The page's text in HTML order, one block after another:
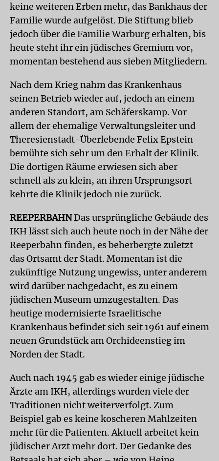
keine weiteren Erben mehr, das Bankhaus der
Familie wurde aufgelöst. Die Stiftung blieb
jedoch über die Familie Warburg erhalten, bis
heute steht ihr ein jüdisches Gremium vor,
momentan bestehend aus sieben Mitgliedern.
Nach dem Krieg nahm das Krankenhaus
seinen Betrieb wieder auf, jedoch an einem
anderen Standort, am Schäferskamp. Vor
allem der ehemalige Verwaltungsleiter und
Theresienstadt-Überlebende Felix Epstein
bemühte sich sehr um den Erhalt der Klinik.
Die dortigen Räume erwiesen sich aber
schnell als zu klein, an ihren Ursprungsort
kehrte die Klinik jedoch nie zurück.
REEPERBAHNDas ursprüngliche Gebäude des
IKH lässt sich auch heute noch in der Nähe der
Reeperbahn finden, es beherbergte zuletzt
das Ortsamt der Stadt. Momentan ist die
zukünftige Nutzung ungewiss, unter anderem
wird darüber nachgedacht, es zu einem
jüdischen Museum umzugestalten. Das
heutige modernisierte Israelitische
Krankenhaus befindet sich seit 1961 auf einem
neuen Grundstück am Orchideenstieg im
Norden der Stadt.
Auch nach 1945 gab es wieder einige jüdische
Ärzte am IKH, allerdings wurden viele der
Traditionen nicht weiterverfolgt. Zum
Beispiel gab es keine koscheren Mahlzeiten
mehr für die Patienten. Aktuell arbeitet kein
jüdischer Arzt mehr dort. Der Gedanke des